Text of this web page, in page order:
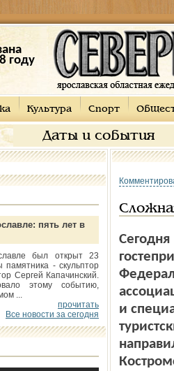
году
Культура Спорт
Даты и события
пять лет в
был открыт 23
памятника - скульптор
Сергей Капачинский.
этому событию,
...
прочитать
Все новости за сегодня
и